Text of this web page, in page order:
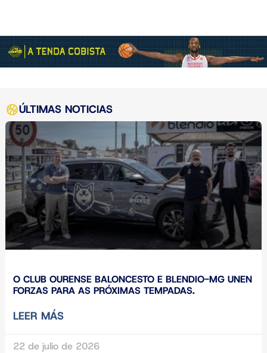
ÚLTIMAS NOTICIAS
O CLUB OURENSE BALONCESTO E BLENDIO-MG UNEN
FORZAS PARA AS PRÓXIMAS TEMPADAS.
LEER MÁS
22 de julio de 2026